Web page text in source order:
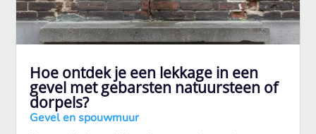
Hoe ontdek je een lekkage in een
gevel met gebarsten natuursteen of
dorpels?
Gevel en spouwmuur